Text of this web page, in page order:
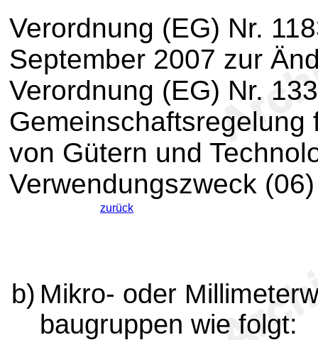
Verordnung (EG) Nr.
September 2007 zur
Verordnung (EG) Nr.
von Gütern und
Verwendungszweck (06)
zurück
b) Mikro- oder
baugruppen wie folgt: